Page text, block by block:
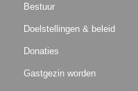
Bestuur
Doelstellingen & beleid
Donaties
Gastgezin worden